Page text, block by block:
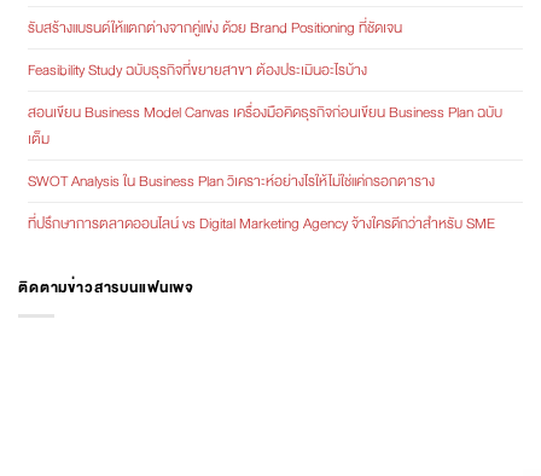
รับสร้างแบรนด์ให้แตกต่างจากคู่แข่ง ด้วย Brand Positioning ที่ชัดเจน
Feasibility Study ฉบับธุรกิจที่ขยายสาขา ต้องประเมินอะไรบ้าง
สอนเขียน Business Model Canvas เครื่องมือคิดธุรกิจก่อนเขียน Business Plan ฉบับ
เต็ม
SWOT Analysis ใน Business Plan วิเคราะห์อย่างไรให้ไม่ใช่แค่กรอกตาราง
ที่ปรึกษาการตลาดออนไลน์ vs Digital Marketing Agency จ้างใครดีกว่าสำหรับ SME
ติดตามข่าวสารบนแฟนเพจ